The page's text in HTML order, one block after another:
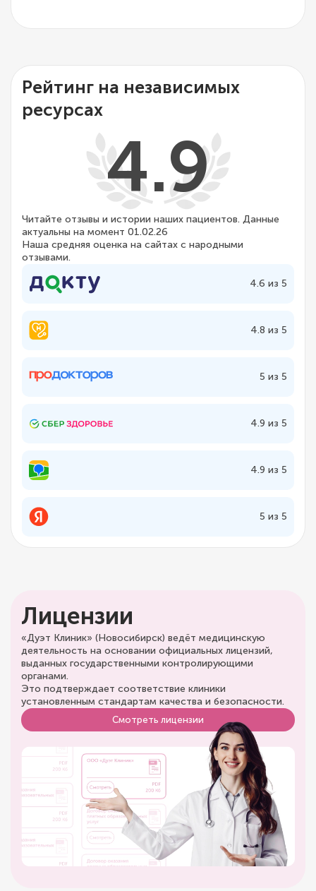
Рейтинг на независимых
ресурсах
4.9
Читайте отзывы и истории наших пациентов. Данные
актуальны на момент 01.02.26
Наша средняя оценка на сайтах с народными
отзывами.
4.6 из 5
4.8 из 5
5 из 5
4.9 из 5
4.9 из 5
5 из 5
Лицензии
«Дуэт Клиник» (Новосибирск) ведёт медицинскую
деятельность на основании официальных лицензий,
выданных государственными контролирующими
органами.
Это подтверждает соответствие клиники
установленным стандартам качества и безопасности.
Смотреть лицензии